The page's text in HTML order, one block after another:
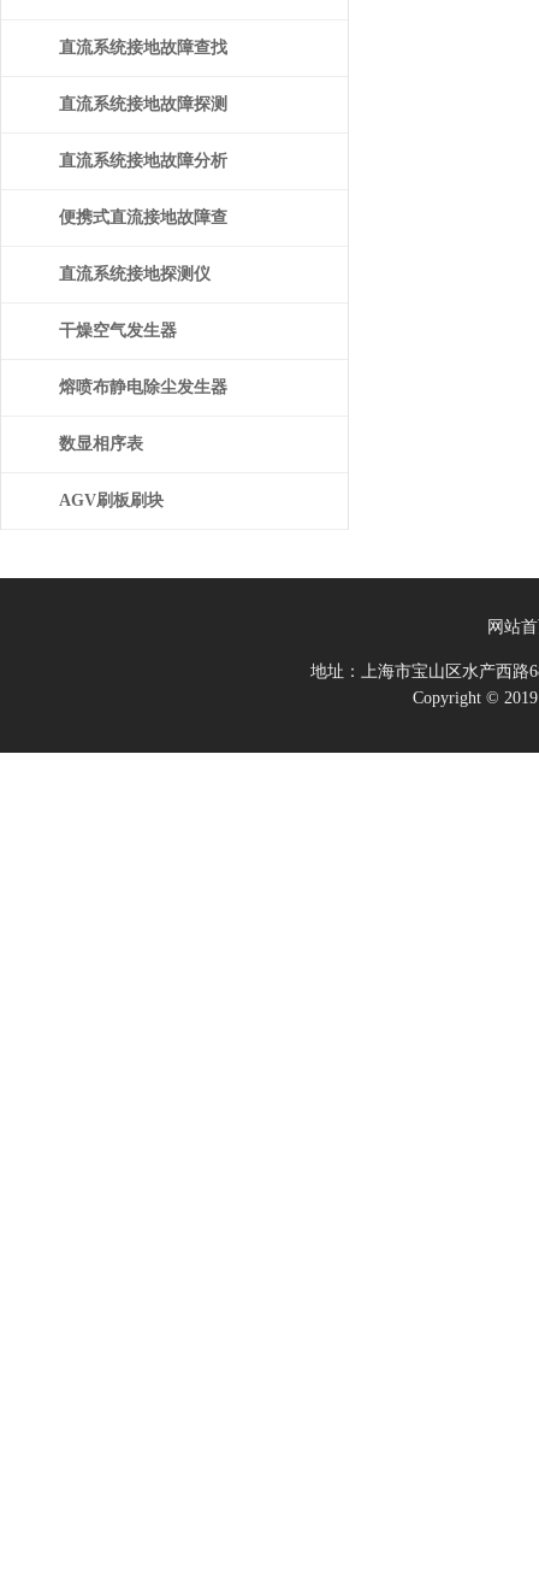
直流系统接地故障查找
仪
直流系统接地故障探测
仪
直流系统接地故障分析
仪
便携式直流接地故障查
找仪
直流系统接地探测仪
干燥空气发生器
熔喷布静电除尘发生器
数显相序表
AGV刷板刷块
网站
地址：上海市宝山区水产西路
Copyright ©